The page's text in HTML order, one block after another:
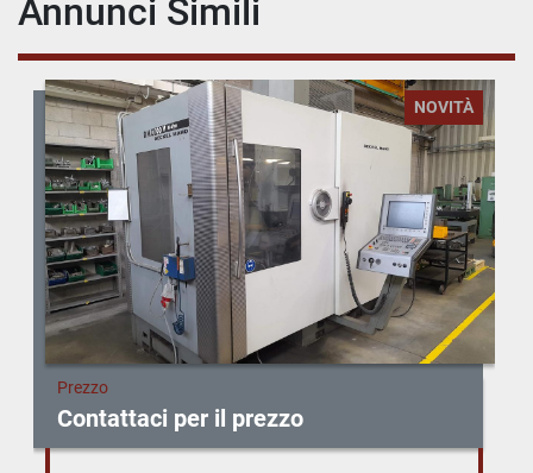
Annunci Simili
NOVITÀ
Prezzo
Contattaci per il prezzo